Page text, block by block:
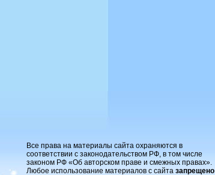
Все права на материалы сайта охраняются в
соответствии с законодательством РФ, в том числе
законом РФ «Об авторском праве и смежных правах».
Любое использование материалов с сайта запрещено